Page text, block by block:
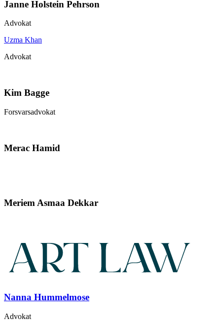
Janne Holstein Pehrson
Advokat
Uzma Khan
Advokat
Kim Bagge
Forsvarsadvokat
Merac Hamid
Meriem Asmaa Dekkar
Nanna Hummelmose
Advokat